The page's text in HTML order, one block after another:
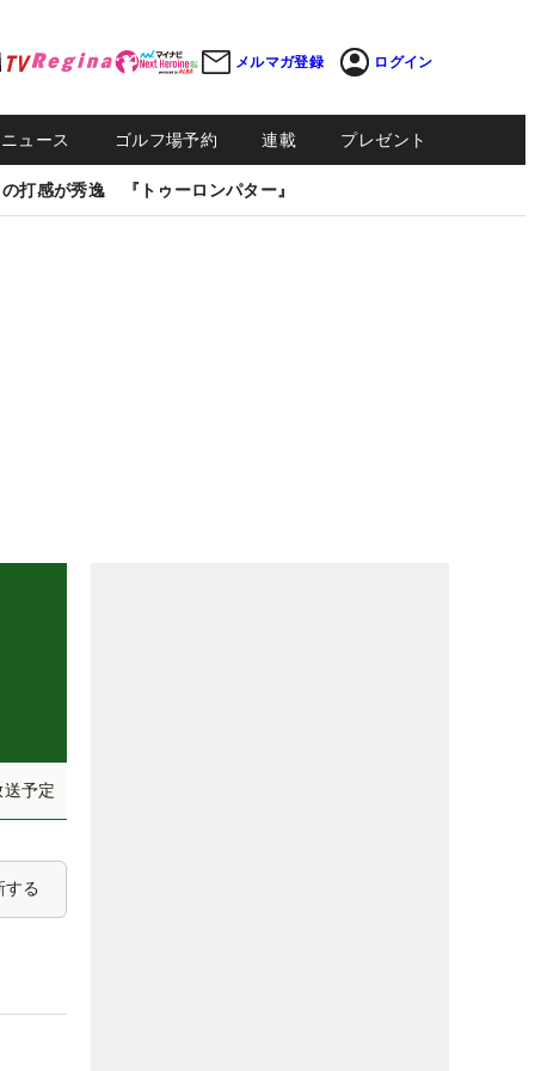
メルマガ登録 ログイン
ュース ゴルフ場予約 連載 プレゼント
打感が秀逸 『トゥーロンパター』
予定
する